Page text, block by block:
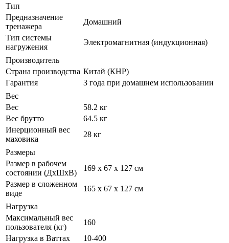
Тип
Предназначение
тренажера
Домашний
Тип системы
нагружения
Электромагнитная (индукционная)
Производитель
Страна производства Китай (КНР)
Гарантия
3 года при домашнем использовании
Вес
Вес
58.2 кг
Вес брутто
64.5 кг
Инерционный вес
маховика
28 кг
Размеры
Размер в рабочем
состоянии (ДxШxВ)
169 x 67 x 127 см
Размер в сложенном
виде
165 x 67 x 127 см
Нагрузка
Максимальный вес
пользователя (кг)
160
Нагрузка в Ваттах
10-400